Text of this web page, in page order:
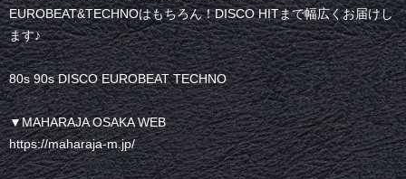
EUROBEAT&TECHNOはもちろん！DISCO HITまで幅広くお届けし
ます♪
80s 90s DISCO EUROBEAT TECHNO
▼MAHARAJA OSAKA WEB
https://maharaja-m.jp/